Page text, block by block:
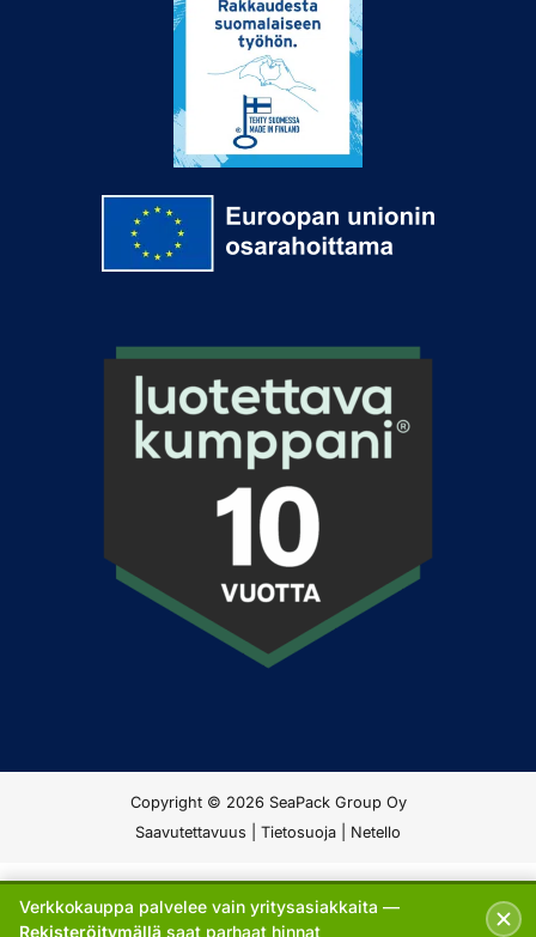
Verkkokauppa palvelee vain yritysasiakkaita —
Rekisteröitymällä saat parhaat hinnat
Copyright © 2026 SeaPack Group Oy
Saavutettavuus
Tietosuoja Netello